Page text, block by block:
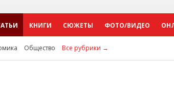
КНИГИ СЮЖЕТЫ ФОТО/ВИДЕО
Общество Все рубрики →